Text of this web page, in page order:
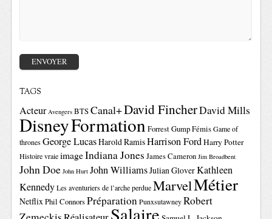
TAGS
Acteur Avengers BTSCanal+David FincherDavid Mills
DisneyFormation Forrest GumpFémis Game of
thrones George LucasHarold RamisHarrison FordHarry Potter
Histoire vraie imageIndiana Jones James Cameron Jim Broadbent
John Doe John Hurt John WilliamsJulian GloverKathleen
Kennedy Les aventuriers de l’arche perdue MarvelMétier
Netflix Phil ConnorsPréparation Punxsutawney Robert
Salaire